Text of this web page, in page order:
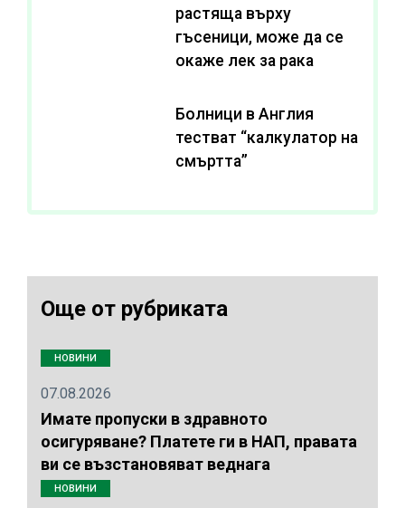
растяща върху
гъсеници, може да се
окаже лек за рака
Болници в Англия
тестват “калкулатор на
смъртта”
Още от рубриката
НОВИНИ
07.08.2026
Имате пропуски в здравното
осигуряване? Платете ги в НАП, правата
ви се възстановяват веднага
НОВИНИ